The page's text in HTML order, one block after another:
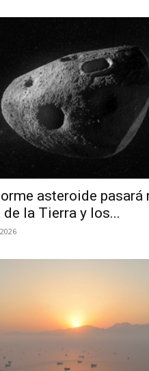
asteroide pasará
de la Tierra y los...